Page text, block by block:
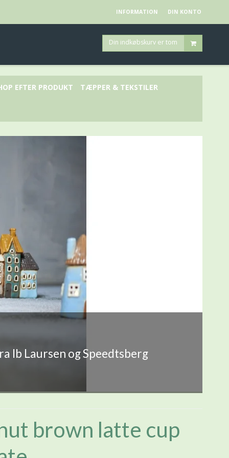
INFORMATION DIN KONTO
Din indkøbskurv er tom
EFTER PRODUKT TÆPPER & TEKSTILER
Ib Laursen og Speedtsberg
brown latte cup